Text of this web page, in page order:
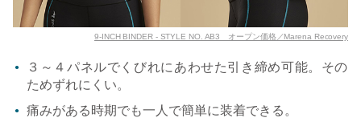
9-INCH BINDER - STYLE NO. AB3 オープン価格／Marena Recovery
３～４パネルでくびれにあわせた引き締め可能。その
ためずれにくい。
痛みがある時期でも一人で簡単に装着できる。